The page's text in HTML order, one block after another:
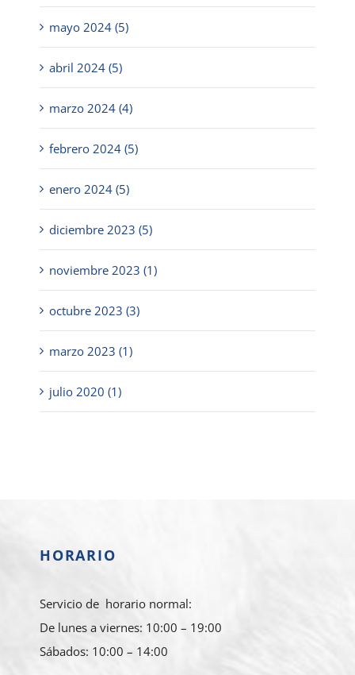
mayo 2024 (5)
abril 2024 (5)
marzo 2024 (4)
febrero 2024 (5)
enero 2024 (5)
diciembre 2023 (5)
noviembre 2023 (1)
octubre 2023 (3)
marzo 2023 (1)
julio 2020 (1)
HORARIO
Servicio de horario normal:
De lunes a viernes: 10:00 – 19:00
Sábados: 10:00 – 14:00